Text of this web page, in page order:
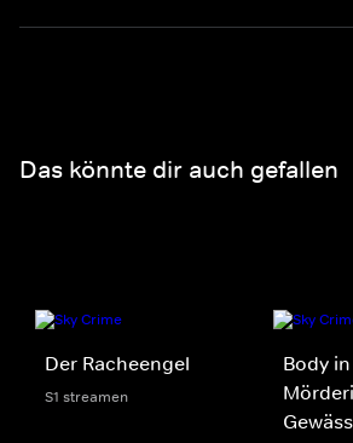
Das könnte dir auch gefallen
Der Racheengel
S1 streamen
Body